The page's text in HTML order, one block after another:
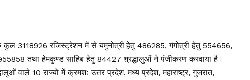
कुल 3118926 रजिस्ट्रेशन में से यमुनोत्री हेतु 486285, गंगोत्री हेतु 554656,
तथा हेमकुण्ड साहिब हेतु 84427 श्रद्धालुओं ने पंजीकरण करवाया है।
वाले 10 राज्यों में क्रमशः उत्तर प्रदेश, मध्य प्रदेश, महाराष्ट्र, गुजरात,